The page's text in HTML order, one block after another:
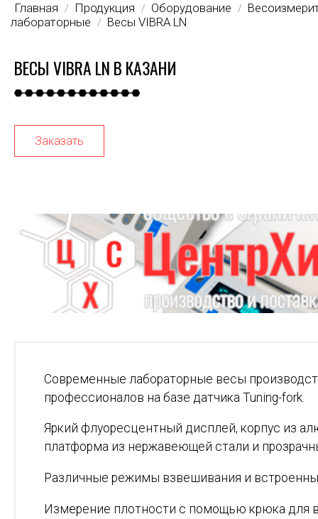
Главная / Продукция / Оборудование /
лабораторные
/ Весы VIBRA LN
ВЕСЫ VIBRA LN В КАЗАНИ
Заказать
Современные лабораторные весы
профессионалов на базе датчика Tuning-fork.
Яркий флуоресцентный дисплей, корпус из
платформа из нержавеющей стали и
Различные режимы взвешивания и
Измерение плотности с помощью крюка для